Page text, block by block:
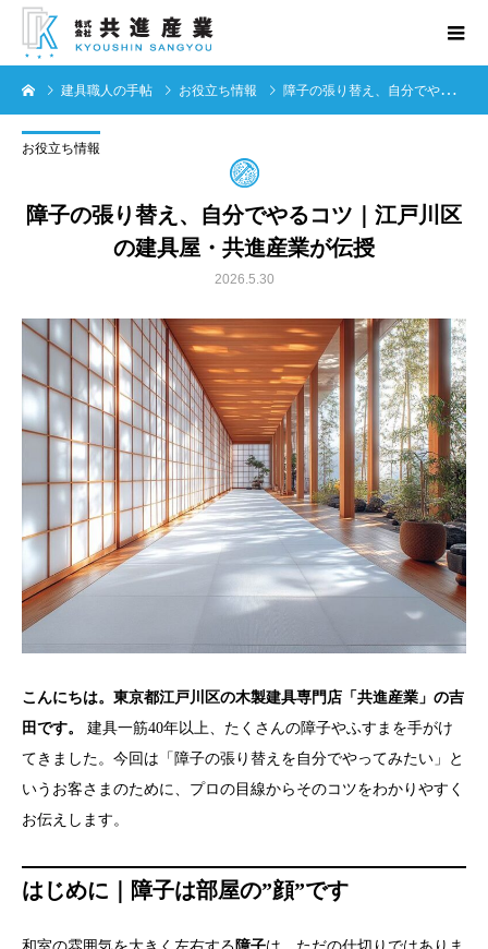
建具職人の手帖 お役立ち情報 障子の張り替え、自分でやるコツ｜江戸川区の建具屋・共進産業が伝授
お役立ち情報
障子の張り替え、自分でやるコツ｜江戸川区
の建具屋・共進産業が伝授
2026.5.30
こんにちは。東京都江戸川区の木製建具専門店「共進産業」の吉
田です。
建具一筋40年以上、たくさんの障子やふすまを手がけ
てきました。今回は「障子の張り替えを自分でやってみたい」と
いうお客さまのために、プロの目線からそのコツをわかりやすく
お伝えします。
はじめに｜障子は部屋の”顔”です